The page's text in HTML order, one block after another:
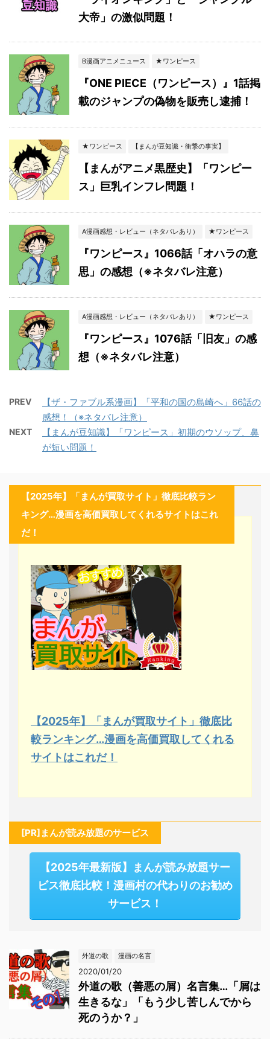
大帝」の激似問題！
B漫画アニメニュース ★ワンピース
『ONE PIECE（ワンピース）』1話掲
載のジャンプの偽物を販売し逮捕！
★ワンピース 【まんが豆知識・衝撃の事実】
【まんがアニメ黒歴史】「ワンピー
ス」巨乳インフレ問題！
A漫画感想・レビュー（ネタバレあり） ★ワンピース
『ワンピース』1066話「オハラの意
思」の感想（※ネタバレ注意）
A漫画感想・レビュー（ネタバレあり） ★ワンピース
『ワンピース』1076話「旧友」の感
想（※ネタバレ注意）
PREV
【ザ・ファブル系漫画】「平和の国の島崎へ」66話の
感想！（※ネタバレ注意）
NEXT
【まんが豆知識】「ワンピース」初期のウソップ、鼻
が短い問題！
【2025年】「まんが買取サイト」徹底比較ラン
キング…漫画を高価買取してくれるサイトはこれ
だ！
【2025年】「まんが買取サイト」徹底比
較ランキング…漫画を高価買取してくれる
サイトはこれだ！
[PR]まんが読み放題のサービス
【2025年最新版】まんが読み放題サー
ビス徹底比較！漫画村の代わりのお勧め
サービス！
外道の歌 漫画の名言
2020/01/20
外道の歌（善悪の屑）名言集…「屑は
生きるな」「もう少し苦しんでから
死のうか？」